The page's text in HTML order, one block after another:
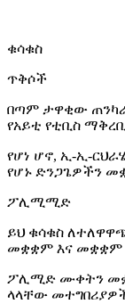
ቁሳቁስ
ጥቅሶች
በጣም ታዋቂው ጠንካራ
የአይቲ የቲቢስ
የሆነ ሆኖ, ኢ-ኢ-
የሆኑ ድንጋጌዎችን
ፖሊሚሚድ
ይህ ቁሳቁስ
መቋቋም እና መቋቋም
ፖሊሚድ ሙቀትን
ላላቸው